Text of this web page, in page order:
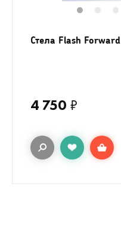
Стела Flash Forward
4 750 ₽